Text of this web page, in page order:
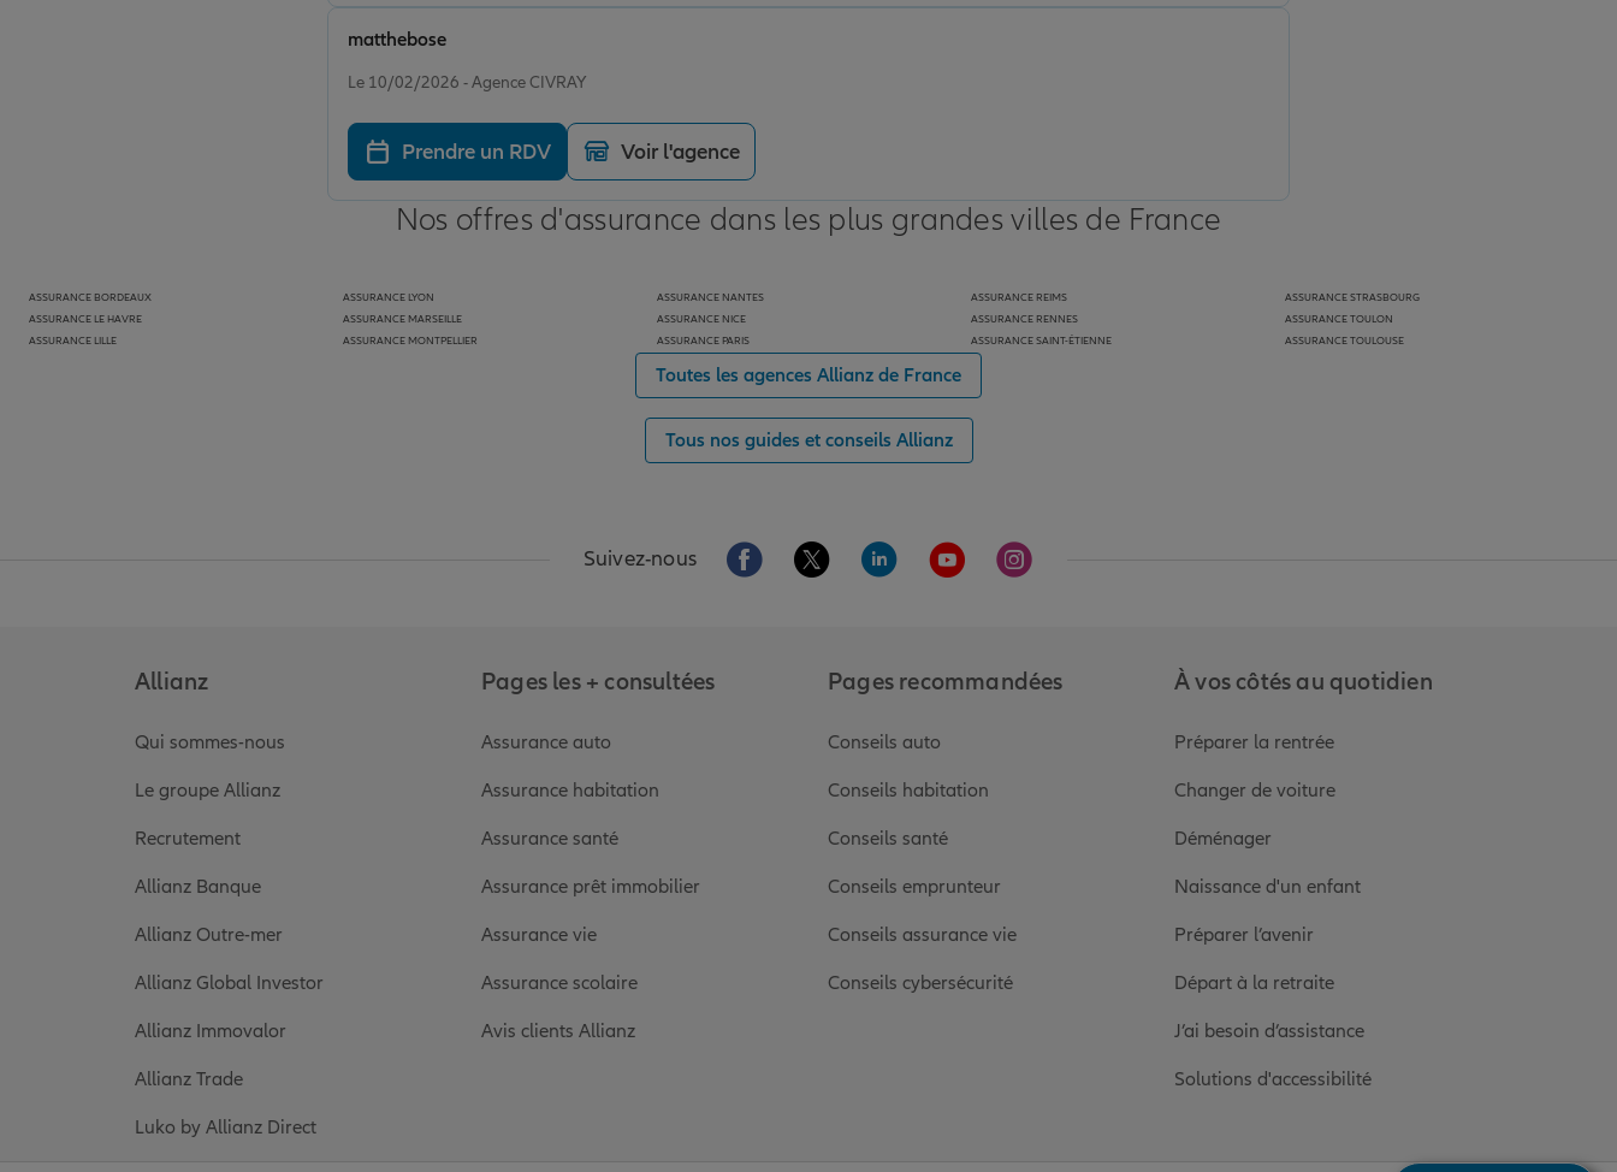
Le 10/02/2026 - Agence CIVRAY
matthebose
Prendre un RDV Voir l'agence
Nos offres d'assurance dans les plus grandes villes de France
ASSURANCE BORDEAUX
ASSURANCE LE HAVRE
ASSURANCE LILLE
ASSURANCE LYON
ASSURANCE MARSEILLE
ASSURANCE MONTPELLIER
ASSURANCE NANTES
ASSURANCE NICE
ASSURANCE PARIS
ASSURANCE REIMS
ASSURANCE RENNES
ASSURANCE SAINT-ÉTIENNE
ASSURANCE STRASBOURG
ASSURANCE TOULON
ASSURANCE TOULOUSE
Toutes les agences Allianz de France
Tous nos guides et conseils Allianz
Suivez-nous Aller sur la page Facebook de Allianz
Aller sur la page Twitter de Allianz
Aller sur la page Linkedin de Allianz
Aller sur la page Youtube de Allianz
Aller sur la page Instagram de Allianz
Allianz
Qui sommes-nous
Le groupe Allianz
Recrutement
Allianz Banque
Allianz Outre-mer
Allianz Global Investor
Allianz Immovalor
Allianz Trade
Luko by Allianz Direct
Pages les + consultées
Assurance auto
Assurance habitation
Assurance santé
Assurance prêt immobilier
Assurance vie
Assurance scolaire
Avis clients Allianz
Pages recommandées
Conseils auto
Conseils habitation
Conseils santé
Conseils emprunteur
Conseils assurance vie
Conseils cybersécurité
À vos côtés au quotidien
Préparer la rentrée
Changer de voiture
Déménager
Naissance d'un enfant
Préparer l’avenir
Départ à la retraite
J’ai besoin d’assistance
Solutions d'accessibilité